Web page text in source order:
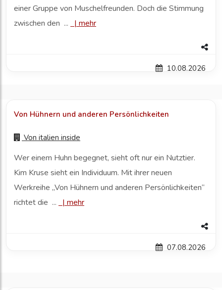
einer Gruppe von Muschelfreunden. Doch die Stimmung
zwischen den ...
| mehr
10.08.2026
Von Hühnern und anderen Persönlichkeiten
Von italien inside
Wer einem Huhn begegnet, sieht oft nur ein Nutztier.
Kim Kruse sieht ein Individuum. Mit ihrer neuen
Werkreihe „Von Hühnern und anderen Persönlichkeiten“
richtet die ...
| mehr
07.08.2026